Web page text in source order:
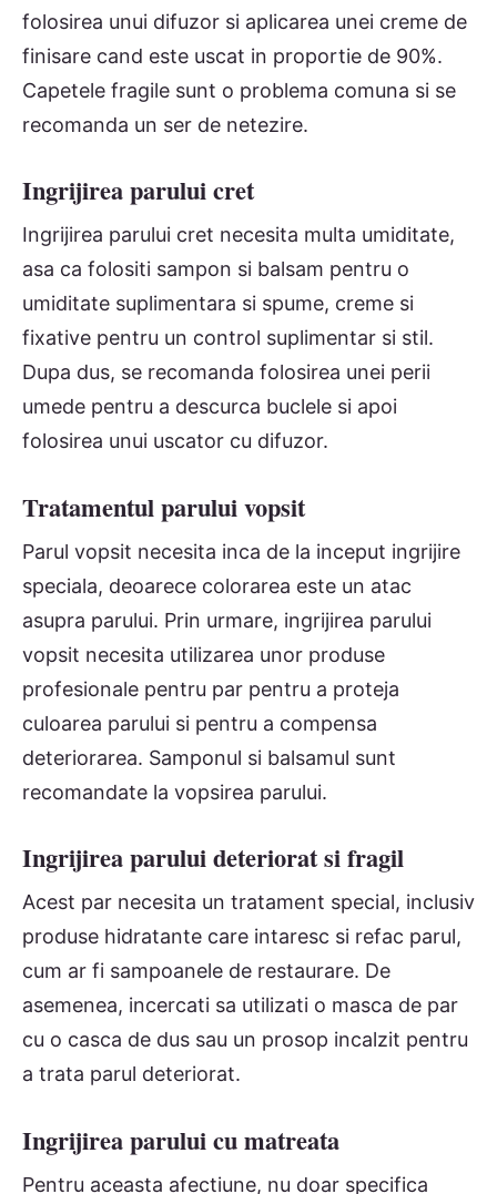
folosirea unui difuzor si aplicarea unei creme de
finisare cand este uscat in proportie de 90%.
Capetele fragile sunt o problema comuna si se
recomanda un ser de netezire.
Ingrijirea parului cret
Ingrijirea parului cret necesita multa umiditate,
asa ca folositi sampon si balsam pentru o
umiditate suplimentara si spume, creme si
fixative pentru un control suplimentar si stil.
Dupa dus, se recomanda folosirea unei perii
umede pentru a descurca buclele si apoi
folosirea unui uscator cu difuzor.
Tratamentul parului vopsit
Parul vopsit necesita inca de la inceput ingrijire
speciala, deoarece colorarea este un atac
asupra parului. Prin urmare, ingrijirea parului
vopsit necesita utilizarea unor produse
profesionale pentru par pentru a proteja
culoarea parului si pentru a compensa
deteriorarea. Samponul si balsamul sunt
recomandate la vopsirea parului.
Ingrijirea parului deteriorat si fragil
Acest par necesita un tratament special, inclusiv
produse hidratante care intaresc si refac parul,
cum ar fi sampoanele de restaurare. De
asemenea, incercati sa utilizati o masca de par
cu o casca de dus sau un prosop incalzit pentru
a trata parul deteriorat.
Ingrijirea parului cu matreata
Pentru aceasta afectiune, nu doar specifica